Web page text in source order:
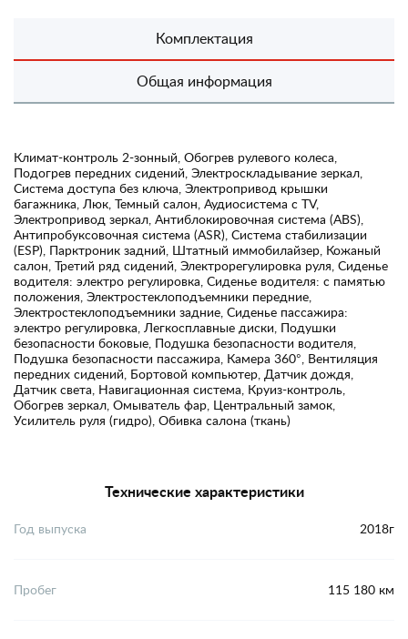
Комплектация
Общая информация
Климат-контроль 2-зонный, Обогрев рулевого колеса,
Подогрев передних сидений, Электроскладывание зеркал,
Система доступа без ключа, Электропривод крышки
багажника, Люк, Темный салон, Аудиосистема с TV,
Электропривод зеркал, Антиблокировочная система (ABS),
Антипробуксовочная система (ASR), Система стабилизации
(ESP), Парктроник задний, Штатный иммобилайзер, Кожаный
салон, Третий ряд сидений, Электрорегулировка руля, Сиденье
водителя: электро регулировка, Сиденье водителя: с памятью
положения, Электростеклоподъемники передние,
Электростеклоподъемники задние, Сиденье пассажира:
электро регулировка, Легкосплавные диски, Подушки
безопасности боковые, Подушка безопасности водителя,
Подушка безопасности пассажира, Камера 360°, Вентиляция
передних сидений, Бортовой компьютер, Датчик дождя,
Датчик света, Навигационная система, Круиз-контроль,
Обогрев зеркал, Омыватель фар, Центральный замок,
Усилитель руля (гидро), Обивка салона (ткань)
Технические характеристики
Год выпуска 2018г
Пробег 115 180 км